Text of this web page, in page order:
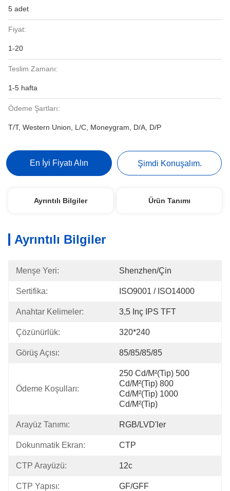
5 adet
Fiyat:
1-20
Teslim Zamanı:
1-5 hafta
Ödeme Şartları:
T/T, Western Union, L/C, Moneygram, D/A, D/P
En İyi Fiyatı Alın Şimdi Konuşalım.
Ayrıntılı Bilgiler Ürün Tanımı
Ayrıntılı Bilgiler
Menşe Yeri: Shenzhen/Çin
Sertifika: ISO9001 / ISO14000
Anahtar Kelimeler: 3,5 Inç IPS TFT
Çözünürlük: 320*240
Görüş Açısı: 85/85/85/85
Ödeme Koşulları:
250 Cd/m²(Tip) 500
Cd/m²(Tip) 800
Cd/m²(Tip) 1000
Cd/m²(Tip)
Arayüz Tanımı: RGB/LVD'ler
Dokunmatik Ekran: CTP
CTP Arayüzü: 12c
CTP Yapısı: GF/GFF